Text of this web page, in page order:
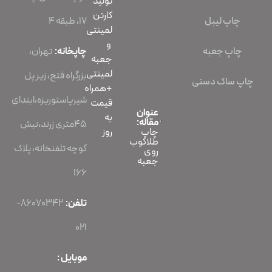
چاپ لیبل
چاپ جعبه
چاپ ساک دستی
عنوان
مقاله:
چاپ
طلاکوب
روی
جعبه
کارتن
لمینتی
و
جعبه
لمینتی
+همراه
قیمت
به
روز
۱۷، طبقه ۴
چاپخانه: تهران،
بزرگراه فتح، زیر پل
شیرپاستوریزه،ابتدای
45متری زرند،نبش
کوچه تلفنخانه، پلاک
166
تلفن:
86070342-
021
موبایل :